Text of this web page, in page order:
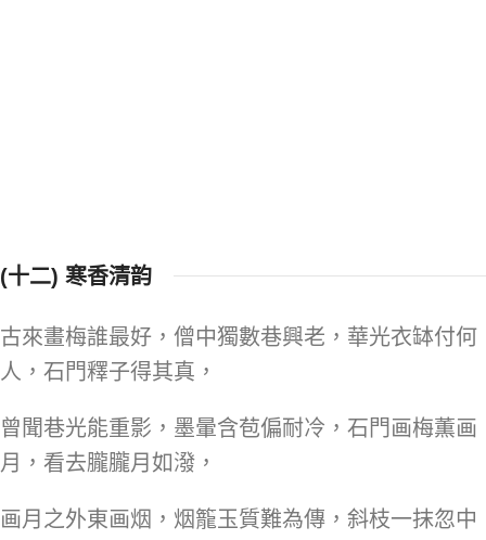
(十二) 寒香清韵
古來畫梅誰最好，僧中獨數巷興老，華光衣缽付何
人，石門釋子得其真，
曾聞巷光能重影，墨暈含苞偏耐冷，石門画梅薫画
月，看去朧朧月如潑，
画月之外東画烟，烟籠玉質難為傳，斜枝一抹忽中